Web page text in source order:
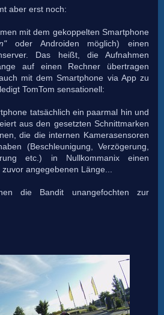
aber erst noch:
mit dem gekoppelten Smartphone
oder Androiden möglich) einen
Das heißt, die Aufnahmen
auf einen Rechner übertragen
mit dem Smartphone via App zu
TomTom sensationell:
tatsächlich ein paarmal hin und
aus den gesetzten Schnittmarken
die die internen Kamerasensoren
(Beschleunigung, Verzögerung,
etc.) in Nullkommanix einen
angegebenen Länge...
die Bandit unangefochten zur